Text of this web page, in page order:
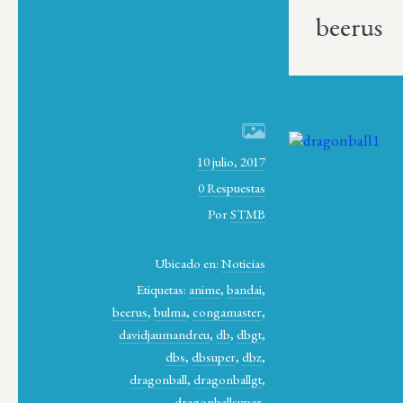
beerus
10 julio, 2017
0 Respuestas
PorSTMB
Ubicado en:Noticias
Etiquetas: anime,bandai,
beerus,bulma,congamaster,
davidjaumandreu,db,dbgt,
dbs,dbsuper,dbz,
dragonball,dragonballgt,